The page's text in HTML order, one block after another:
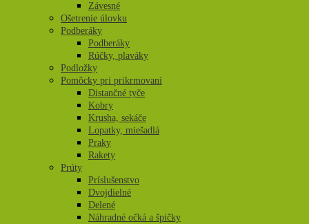
Závesné
Ošetrenie úlovku
Podberáky
Podberáky
Rúčky, plaváky
Podložky
Pomôcky pri prikrmovaní
Distančné tyče
Kobry
Krusha, sekáče
Lopatky, miešadlá
Praky
Rakety
Prúty
Príslušenstvo
Dvojdielné
Delené
Náhradné očká a špičky